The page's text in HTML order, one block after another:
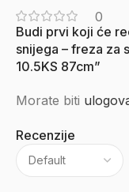
0
Recenzije
Budi prvi koji će
snijega – freza za
10.5KS 87cm”
Morate biti